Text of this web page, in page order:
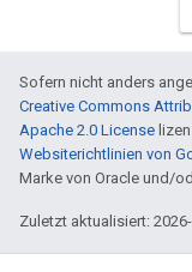
Sofern nicht anders
Creative Commons
Apache 2.0 License
Websiterichtlinien von
Marke von Oracle und/
Zuletzt aktualisiert: